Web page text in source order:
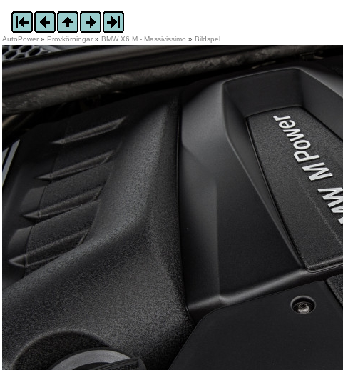
AutoPower » Provkörningar » BMW X6 M - Massivissimo » Bildspel